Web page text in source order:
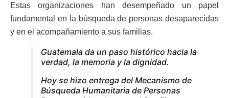
Estas organizaciones han desempeñado un papel
fundamental en la búsqueda de personas desaparecidas
y en el acompañamiento a sus familias.
Guatemala da un paso histórico hacia la
verdad, la memoria y la dignidad.
Hoy se hizo entrega del Mecanismo de
Búsqueda Humanitaria de Personas